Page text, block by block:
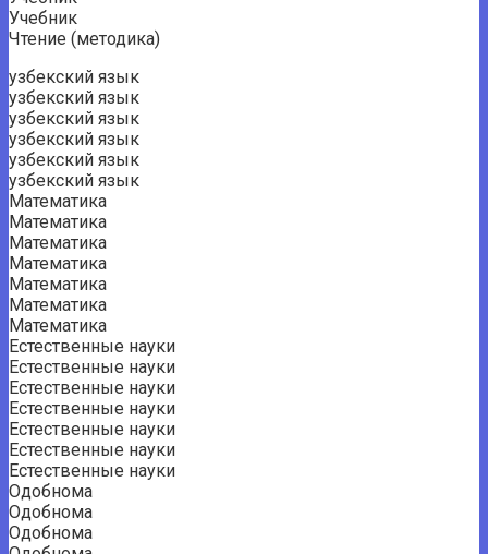
Учебник
Чтение (методика)
узбекский язык
узбекский язык
узбекский язык
узбекский язык
узбекский язык
узбекский язык
Математика
Математика
Математика
Математика
Математика
Математика
Математика
Естественные науки
Естественные науки
Естественные науки
Естественные науки
Естественные науки
Естественные науки
Естественные науки
Одобнома
Одобнома
Одобнома